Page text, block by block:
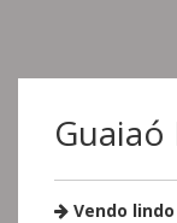
Guaiaó
Vendo